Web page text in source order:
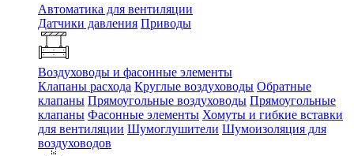
Автоматика для вентиляции
Датчики давления Приводы
Воздуховоды и фасонные элементы
Клапаны расхода Круглые воздуховоды Обратные
клапаны Прямоугольные воздуховоды Прямоугольные
клапаны Фасонные элементы Хомуты и гибкие вставки
для вентиляции Шумоглушители Шумоизоляция для
воздуховодов